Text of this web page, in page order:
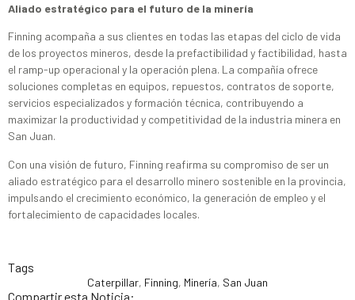
Aliado estratégico para el futuro de la minería
Finning acompaña a sus clientes en todas las etapas del ciclo de vida
de los proyectos mineros, desde la prefactibilidad y factibilidad, hasta
el ramp-up operacional y la operación plena. La compañía ofrece
soluciones completas en equipos, repuestos, contratos de soporte,
servicios especializados y formación técnica, contribuyendo a
maximizar la productividad y competitividad de la industria minera en
San Juan.
Con una visión de futuro, Finning reafirma su compromiso de ser un
aliado estratégico para el desarrollo minero sostenible en la provincia,
impulsando el crecimiento económico, la generación de empleo y el
fortalecimiento de capacidades locales.
Tags
Caterpillar, Finning, Minería, San Juan
Compartir esta Noticia: